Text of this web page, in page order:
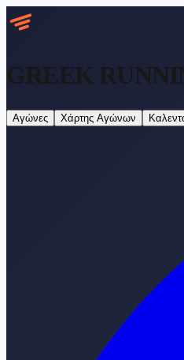
GREEK
Αγώνες Χάρτης Αγώνων